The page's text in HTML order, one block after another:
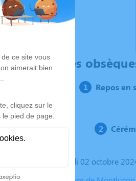
Déroulé des
Repos en
Le mercredi 02 octobre